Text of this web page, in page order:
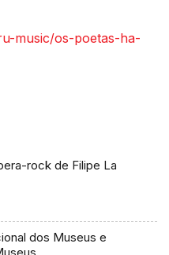
music/os-poetas-ha-
rock de Filipe La
dos Museus e